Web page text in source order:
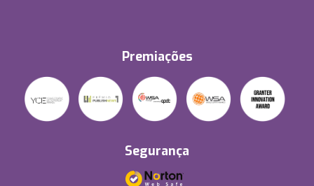
Premiações
Segurança